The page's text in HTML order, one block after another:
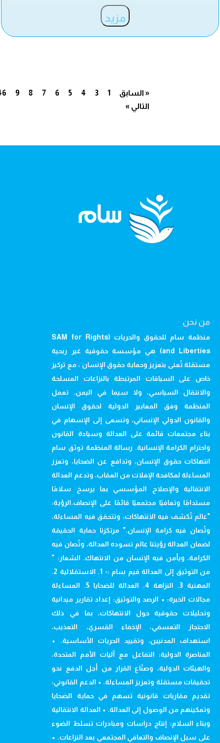
مزيد
« السابق 1
3
4
5
6
7
8
9
التالي »
من نحن
منظمة سام للحقوق والحريات (SAM for Rights
and Liberties) هي مؤسسة حقوقية غير ربحية
مستقلة تُعنى بتعزيز وحماية حقوق الإنسان ، مع تركيز
خاص على السياقات المرتبطة بالنزاعات المسلحة
والانتقال السياسي، ولا سيما في اليمن. تعمل
المنظمة وفق المعايير الدولية لحقوق الإنسان
والقانون الدولي الإنساني، وتسعى إلى الإسهام في
بناء مجتمعات قائمة على العدالة وسيادة القانون
واحترام الكرامة الإنسانية. رسالة المنظمة توثق سام
انتهاكات حقوق الإنسان، وتدافع عن الضحايا، وتعزز
المساءلة لمكافحة الإفلات من العقاب، وتدعم العدالة
الانتقالية والإصلاح المؤسسي بما يرسخ سلامًا
مستدامًا وتعافيًا مجتمعيًا قائمًا على الإنصاف.الرؤية:
"عالم تُكشف فيه الانتهاكات، وتتحقق فيه المساءلة،
وتُصان فيه كرامة الإنسان." مرتكزنا حماية الحقيقة
لضمان العدالة رؤيتنا عالم تسوده العدالة، وتُصان فيه
الكرامة، ويأمن فيه الإنسان من الانتهاك. الشعار: "
من التوثيق إلى العدالة قيم سام :- 1. الاستقلالية 2.
المهنية 3. النزاهة 4. العدالة للضحايا 5. المساءلة
مجالات الخبرة: • الرصد والتوثيق: إعداد تقارير ميدانية
وتحليلات حقوقية حول الانتهاكات، بما في ذلك
الاحتجاز التعسفي، الإخفاء القسري، التعذيب،
استهداف المدنيين، وتقييد الحريات الأساسية. •
المناصرة الدولية: التفاعل مع آليات الأمم المتحدة،
والهيئات الدولية، وصنّاع القرار من أجل الدفع نحو
تحقيقات مستقلة وتعزيز المساءلة. • الدعم القانوني:
تقديم مقاربات قانونية تسهم في حماية الضحايا
وتمكينهم من الوصول إلى العدالة. • العدالة الانتقالية
وبناء السلام: إنتاج دراسات ومبادرات تسلط الضوء
على سبل الإنصاف والتعافي المجتمعي بعد النزاعات. •